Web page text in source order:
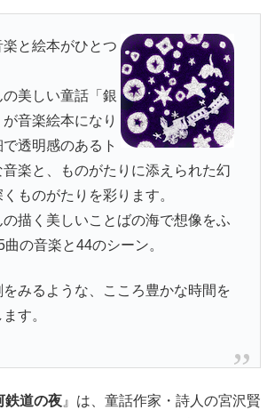
と絵本がひとつ
美しい童話「銀
音楽絵本になり
透明感のあるト
楽と、ものがたりに添えられた幻
ものがたりを彩ります。
描く美しいことばの海で想像をふ
曲の音楽と44のシーン。
みるような、こころ豊かな時間を
す。
鉄道の夜 』は、童話作家・詩人の宮沢賢